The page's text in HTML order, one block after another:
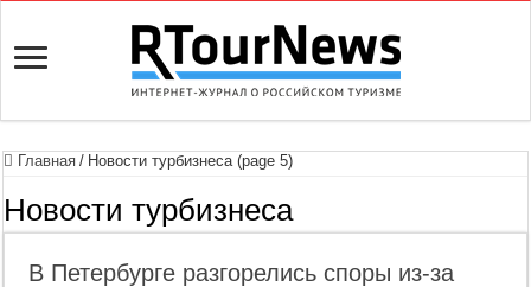
Главная / Новости турбизнеса (page 5)
Новости турбизнеса
В Петербурге разгорелись споры из-за